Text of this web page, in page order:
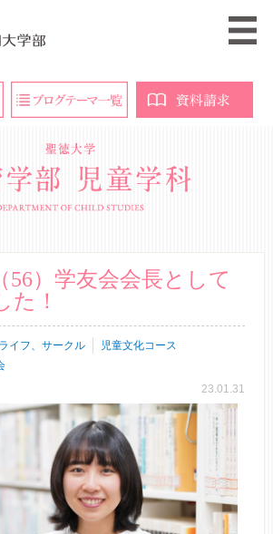
56）学友会会長として
た！
イフ、サークル
児童文化コース
23.01.31